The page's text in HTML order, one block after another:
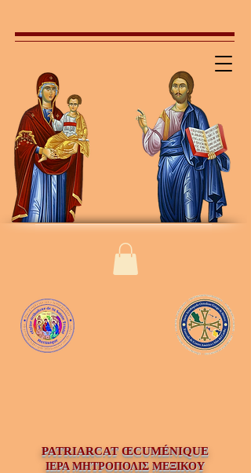
PATRIARCAT ŒCUMÉNIQUE
ΙΕΡΑ ΜΗΤΡΟΠΟΛΙΣ ΜΕΞΙΚΟΥ